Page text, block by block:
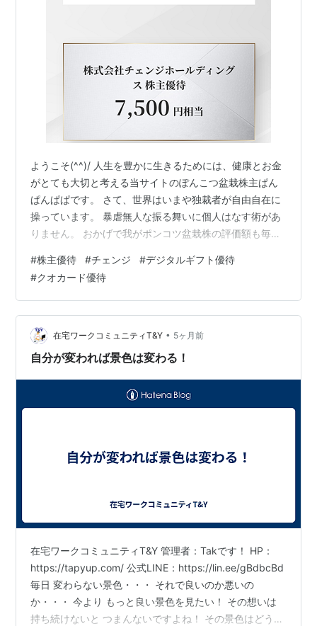
ようこそ(^^)/ 人生を豊かに生きるためには、健康とお金
がとても大切と考える当サイトのぽんこつ盆栽株主ぱん
ぱんぱぱです。 さて、世界はいまや独裁者が自由自在に
操っています。 暴虐無人な振る舞いに個人はなす術があ
りません。 おかげで我がポンコツ盆栽株の評価額も毎日
など夢のまた夢…。 そんな中、ふるさと納税サイト運営
で有名なチェンジよりデジタル株主優待品が届きまし
た。 ぱんぱんぱぱ 年２回7,500円のデジタルギフトを
GET！ でいくら含み損なの？ ぱんぱん妻 ぱんぱんぱぱ
現在-17万6,200円です…。 この腐れバカあああああ！ ぱ
んぱん…
#株主優待 #チェンジ #デジタルギフト優待
#クオカード優待
在宅ワークコミュニティT&Y • 5ヶ月前
自分が変われば景色は変わる！
在宅ワークコミュニティT&Y 管理者：Takです！ HP：
https://tapyup.com/ 公式LINE：https://lin.ee/gBdbcBd
毎日 変わらない景色・・・ それで良いのか悪いの
か・・・ 今より もっと良い景色を見たい！ その想いは
持ち続けないと つまんないですよね！ その景色はどうし